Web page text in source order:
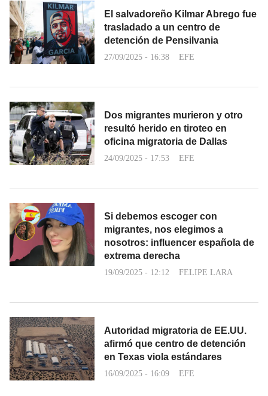
El salvadoreño Kilmar Abrego fue
trasladado a un centro de
detención de Pensilvania
27/09/2025 - 16:38 EFE
Dos migrantes murieron y otro
resultó herido en tiroteo en
oficina migratoria de Dallas
24/09/2025 - 17:53 EFE
Si debemos escoger con
migrantes, nos elegimos a
nosotros: influencer española de
extrema derecha
19/09/2025 - 12:12 FELIPE LARA
Autoridad migratoria de EE.UU.
afirmó que centro de detención
en Texas viola estándares
16/09/2025 - 16:09 EFE